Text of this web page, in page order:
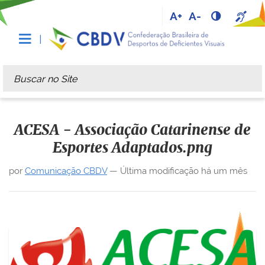
A+ A-
Busca
Busca Avançada…
ACESA - Associação Catarinense de
Esportes Adaptados.png
por Comunicação CBDV— Última modificação há um mês